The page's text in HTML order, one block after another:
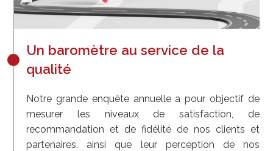
Un baromètre au service de la
qualité
Notre grande enquête annuelle a pour objectif de
mesurer les niveaux de satisfaction, de
recommandation et de fidélité de nos clients et
partenaires, ainsi que leur perception de nos